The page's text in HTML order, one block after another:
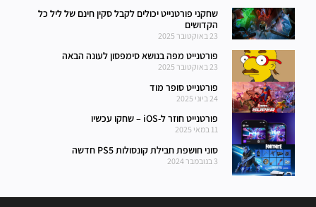
שחקני פורטנייט יכולים לקבל סקין חינם של ליל כל
הקדושים
23 באוקטובר 2025
פורטנייט מפה בנושא סימפסון לעונה הבאה
23 באוקטובר 2025
פורטנייט סופר מוד
24 ביוני 2025
פורטנייט חוזר ל-iOS – שחקו עכשיו
11 במאי 2025
סוני חושפת חבילת קונסולות PS5 חדשה
3 בנובמבר 2024